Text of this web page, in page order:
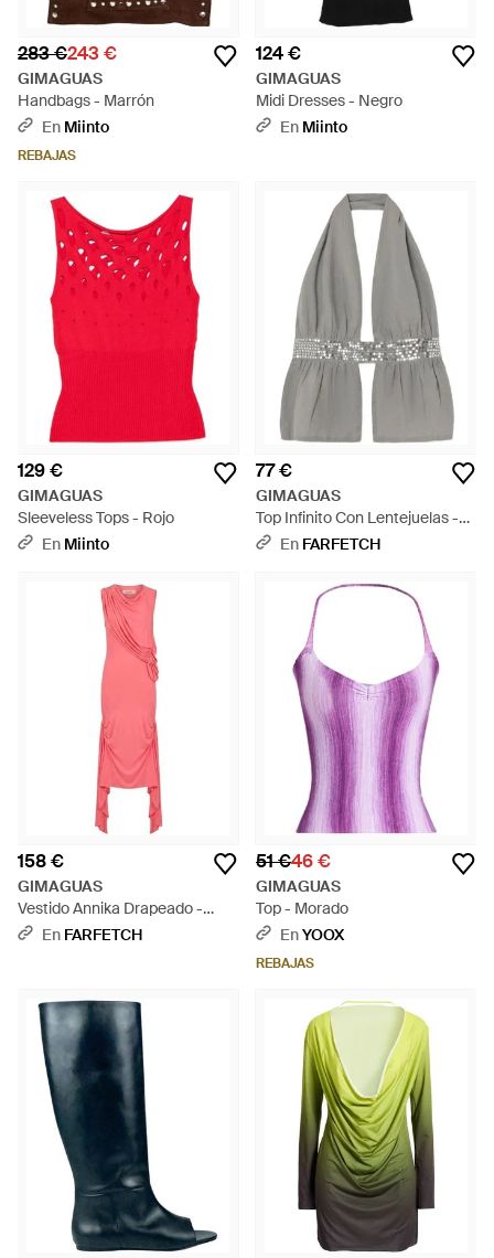
283 €243 €
GIMAGUAS
Handbags - Marrón
En Miinto
REBAJAS
124 €
GIMAGUAS
Midi Dresses - Negro
En Miinto
129 €
GIMAGUAS
Sleeveless Tops - Rojo
En Miinto
77 €
GIMAGUAS
Top Infinito Con Lentejuelas -
GrisEn FARFETCH
158 €
GIMAGUAS
Vestido Annika Drapeado -
RosaEn FARFETCH
51 €46 €
GIMAGUAS
Top - Morado
EnYOOX
REBAJAS